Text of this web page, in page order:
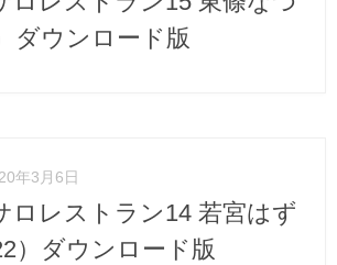
ダウンロード版
年3月6日
ロレストラン14 若宮はず
）ダウンロード版